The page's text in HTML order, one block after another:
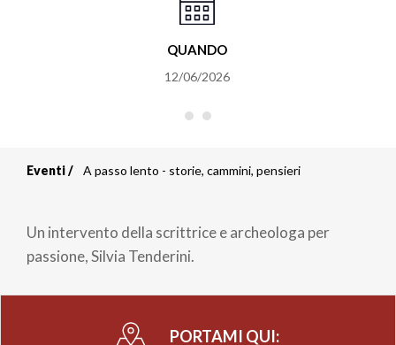
QUANDO
12/06/2026
di
pane
Eventi A passo lento - storie, cammini, pensieri
Un intervento della scrittrice e archeologa per
passione, Silvia Tenderini.
PORTAMI QUI: